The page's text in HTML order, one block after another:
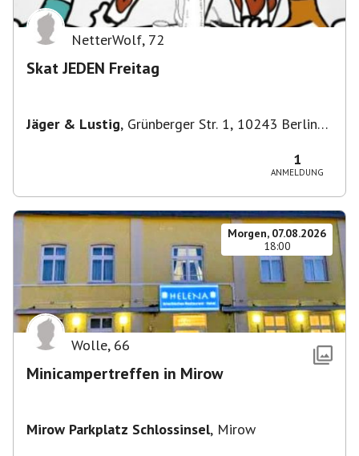
NetterWolf, 72
Skat JEDEN Freitag
Jäger & Lustig, Grünberger Str. 1, 10243 Berlin-
1
ANMELDUNG
Morgen, 07.08.2026
18:00
Wolle, 66
Minicampertreffen in Mirow
Mirow Parkplatz Schlossinsel, Mirow